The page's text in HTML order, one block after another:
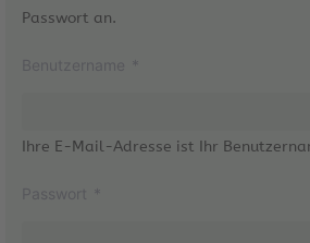
Passwort an.
Ihre E-Mail-Adresse ist Ihr